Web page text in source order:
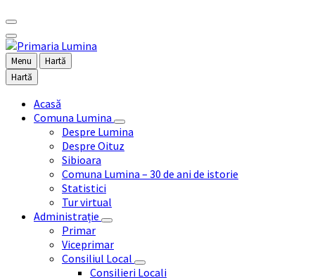
Menu
Hartă
Hartă
Acasă
Comuna Lumina
Despre Lumina
Despre Oituz
Sibioara
Comuna Lumina – 30 de ani de istorie
Statistici
Tur virtual
Administrație
Primar
Viceprimar
Consiliul Local
Consilieri Locali